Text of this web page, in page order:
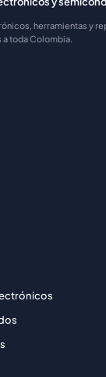
herramientas y
toda Colombia.